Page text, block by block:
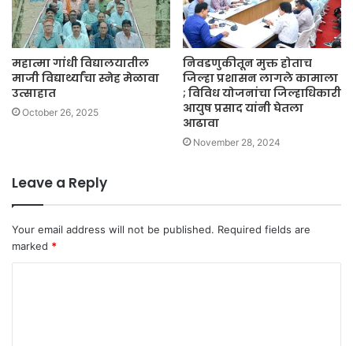
महात्मा गांधी विद्यालयातील
माजी विद्यार्थ्यांचा स्नेह मेळावा
उत्साहात
October 26, 2025
निवडणुकीतून मुक्त होताच
जिल्हा प्रशासन लागले कामाला
; विविध योजनांचा जिल्हाधिकारी
आयुष प्रसाद यांनी घेतला
आढावा
November 28, 2024
Leave a Reply
Your email address will not be published. Required fields are
marked *